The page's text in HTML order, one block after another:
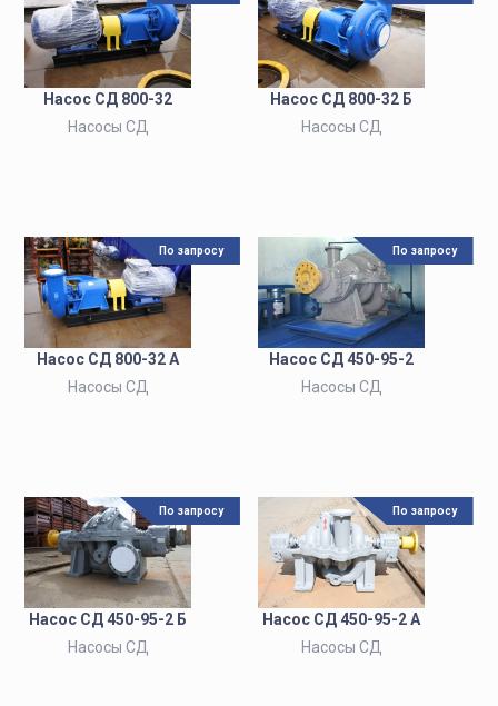
Насос СД 800-32
Насосы СД
Насос СД 800-32 Б
Насосы СД
Насос СД 800-32 А
Насосы СД
По запросу
Насос СД 450-95-2
Насосы СД
По запросу
Насос СД 450-95-2 Б
Насосы СД
По запросу
Насос СД 450-95-2 А
Насосы СД
По запросу